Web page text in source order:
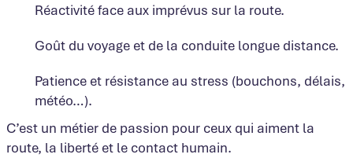
Réactivité face aux imprévus sur la route.
Goût du voyage et de la conduite longue distance.
Patience et résistance au stress (bouchons, délais,
météo…).
C’est un métier de passion pour ceux qui aiment la
route, la liberté et le contact humain.